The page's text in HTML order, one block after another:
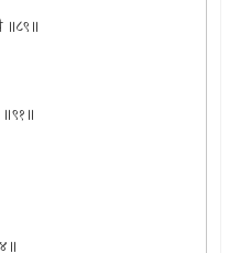
॥८९॥
॥९१॥